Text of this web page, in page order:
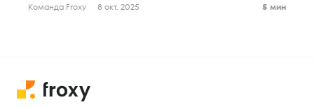
Команда Froxy 8 окт. 2025 5 мин